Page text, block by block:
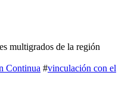
multigrados de la región
Continua #vinculación con el